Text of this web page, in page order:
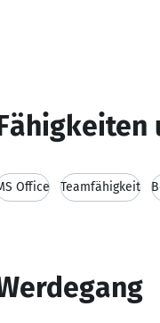
Office Teamfähigkeit